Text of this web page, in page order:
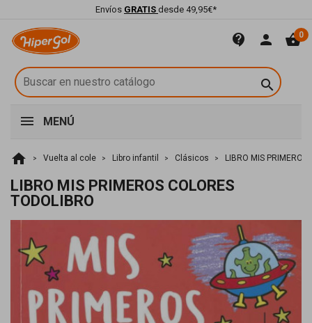
Envíos GRATIS desde 49,95€*
contact_support person shopping_basket0

MENÚ
home Vuelta al cole Libro infantil Clásicos LIBRO MIS
LIBRO MIS PRIMEROS COLORES
TODOLIBRO